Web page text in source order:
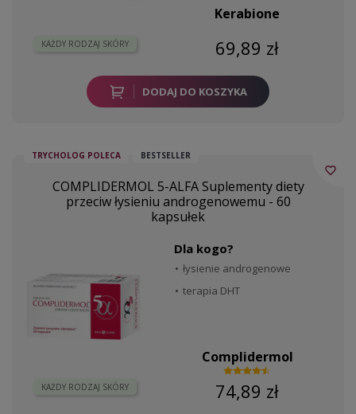
KAŻDY RODZAJ SKÓRY
Kerabione
69,89 zł
DODAJ DO KOSZYKA
TRYCHOLOG POLECA BESTSELLER
COMPLIDERMOL 5-ALFA Suplementy diety
przeciw łysieniu androgenowemu - 60
kapsułek
KAŻDY RODZAJ SKÓRY
Dla kogo?
łysienie androgenowe
terapia DHT
Complidermol
74,89 zł
favorite_border